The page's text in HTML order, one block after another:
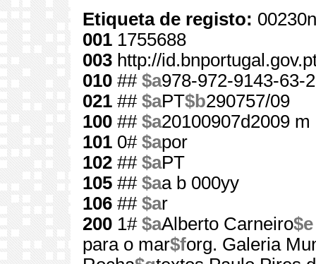
Etiqueta de registo:
001 1755688
003 http://
010 ## $a978-972-9143-63-2
021 ## $aPT$b290757/09
100 ## $a20100907d2009
101 0# $apor
102 ## $aPT
105 ## $aa b 000yy
106 ## $ar
200 1# $aAlberto Carneiro$e
para o mar$forg. Galeria